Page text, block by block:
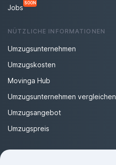
Jobs
SOON
NÜTZLICHE INFORMATIONEN
Umzugsunternehmen
Umzugskosten
Movinga Hub
Umzugsunternehmen vergleichen
Umzugsangebot
Umzugspreis